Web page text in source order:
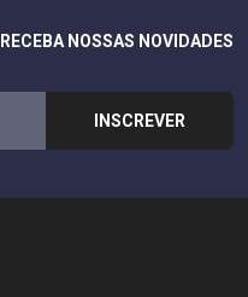
RECEBA NOSSAS NOVIDADES